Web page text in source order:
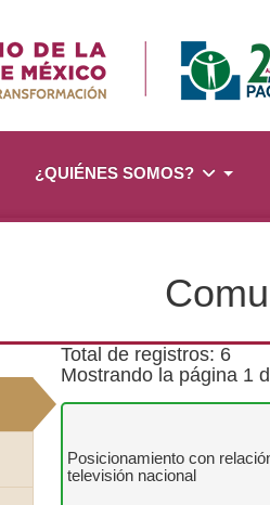
¿QUIÉNES SOMOS?
Total de registros: 6
Mostrando la página 1
Posicionamiento con
televisión nacional